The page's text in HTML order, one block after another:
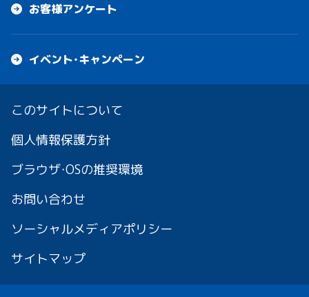
お客様アンケート
イベント・キャンペーン
このサイトについて
個人情報保護方針
ブラウザ・OSの推奨環境
お問い合わせ
ソーシャルメディアポリシー
サイトマップ